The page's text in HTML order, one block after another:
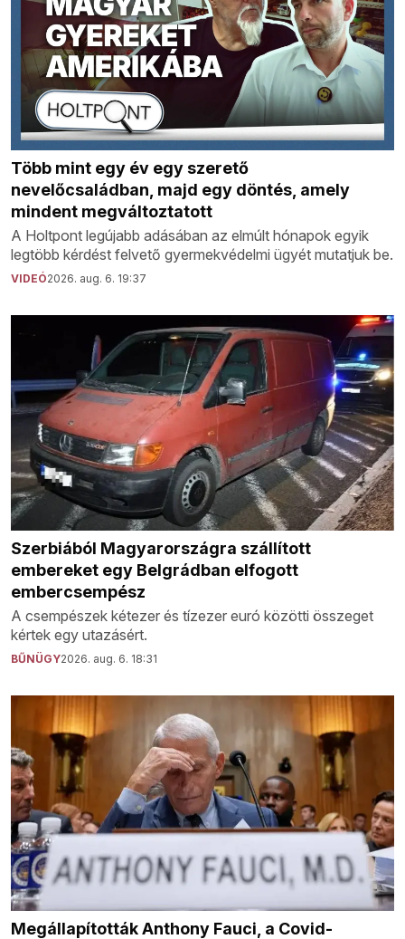
Több mint egy év egy szerető
nevelőcsaládban, majd egy döntés, amely
mindent megváltoztatott
A Holtpont legújabb adásában az elmúlt hónapok egyik
legtöbb kérdést felvető gyermekvédelmi ügyét mutatjuk be.
VIDEÓ2026. aug. 6. 19:37
Szerbiából Magyarországra szállított
embereket egy Belgrádban elfogott
embercsempész
A csempészek kétezer és tízezer euró közötti összeget
kértek egy utazásért.
BŰNÜGY2026. aug. 6. 18:31
Megállapították Anthony Fauci, a Covid-